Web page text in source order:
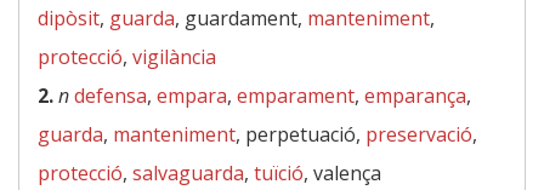
dipòsit, guarda, guardament, manteniment,
protecció, vigilància
2.ndefensa, empara, emparament, emparança,
guarda, manteniment, perpetuació, preservació,
protecció, salvaguarda, tuïció, valença